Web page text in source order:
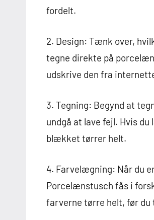
fordelt.
2. Design: Tænk over,
tegne direkte på
udskrive den fra
3. Tegning: Begynd at
undgå at lave fejl. Hvis
blækket tørrer helt.
4. Farvelægning: Når du
Porcelænstusch fås i
farverne tørre helt, før